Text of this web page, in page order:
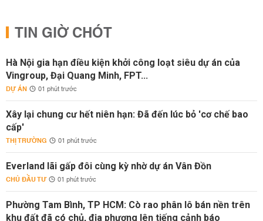
TIN GIỜ CHÓT
Hà Nội gia hạn điều kiện khởi công loạt siêu dự án của
Vingroup, Đại Quang Minh, FPT...
DỰ ÁN 01 phút trước
Xây lại chung cư hết niên hạn: Đã đến lúc bỏ 'cơ chế bao
cấp'
THỊ TRƯỜNG 01 phút trước
Everland lãi gấp đôi cùng kỳ nhờ dự án Vân Đồn
CHỦ ĐẦU TƯ 01 phút trước
Phường Tam Bình, TP HCM: Cò rao phân lô bán nền trên
khu đất đã có chủ, địa phương lên tiếng cảnh báo